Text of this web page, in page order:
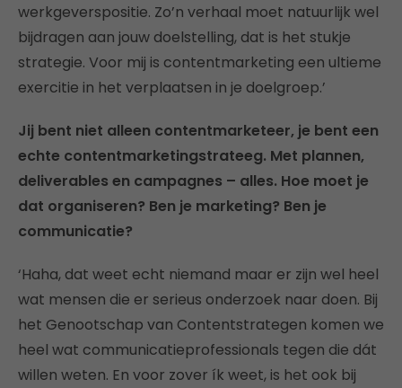
werkgeverspositie. Zo’n verhaal moet natuurlijk wel
bijdragen aan jouw doelstelling, dat is het stukje
strategie. Voor mij is contentmarketing een ultieme
exercitie in het verplaatsen in je doelgroep.’
Jij bent niet alleen contentmarketeer, je bent een
echte contentmarketingstrateeg. Met plannen,
deliverables en campagnes – alles. Hoe moet je
dat organiseren? Ben je marketing? Ben je
communicatie?
‘Haha, dat weet echt niemand maar er zijn wel heel
wat mensen die er serieus onderzoek naar doen. Bij
het Genootschap van Contentstrategen komen we
heel wat communicatieprofessionals tegen die dát
willen weten. En voor zover ík weet, is het ook bij